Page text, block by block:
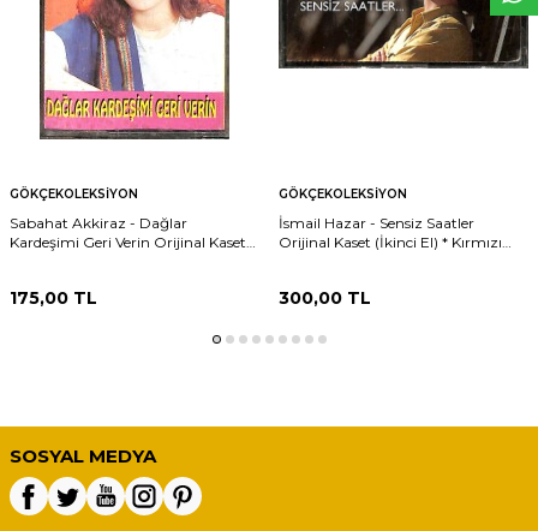
GÖKÇEKOLEKSIYON
Sabahat Akkiraz - Dağlar
Kardeşimi Geri Verin Orijinal Kaset
175,00 TL
GÖKÇEKOLEKSIYON
İsmail Hazar - Sensiz Saatler
Orijinal Kaset (İkinci El) * Kırmızı
300,00TL
SOSYAL MEDYA